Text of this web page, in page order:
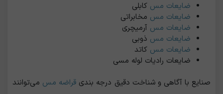
ضایعات مس کابلی
ضایعات مس مخابراتی
ضایعات مس آرمیچری
ضایعات مس ذوبی
ضایعات مس کاتد
ضایعات رادیات لوله مسی
صنایع با آگاهی و شناخت دقیق درجه بندی قراضه مس می‌توانند